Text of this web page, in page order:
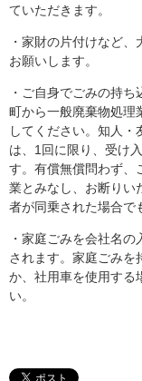
ていただきます。
・家財の片付けなど
お願いします。
・ご自身でごみの持
町から一般廃棄物処理
してください。知人
は、1回に限り、受け
す。有償無償問わず、
業とみなし、お断りい
者が同乗された場合で
・家庭ごみを会社名
されます。家庭ごみを
か、社用車を使用する
い。